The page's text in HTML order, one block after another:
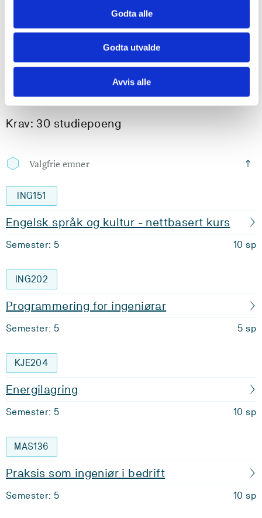
Godta alle
Godta utvalde
Avvis alle
ING303
Systemtenking og innovasjon for ingeniørar
Krav: 30 studiepoeng
Valgfrie emner
ING151
Engelsk språk og kultur - nettbasert kurs
Semester: 5 10 sp
ING202
Programmering for ingeniørar
Semester: 5 5 sp
KJE204
Energilagring
Semester: 5 10 sp
MAS136
Praksis som ingeniør i bedrift
Semester: 5 10 sp